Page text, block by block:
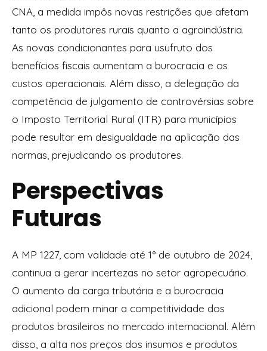
CNA, a medida impôs novas restrições que afetam
tanto os produtores rurais quanto a agroindústria.
As novas condicionantes para usufruto dos
benefícios fiscais aumentam a burocracia e os
custos operacionais. Além disso, a delegação da
competência de julgamento de controvérsias sobre
o Imposto Territorial Rural (ITR) para municípios
pode resultar em desigualdade na aplicação das
normas, prejudicando os produtores.
Perspectivas
Futuras
A MP 1227, com validade até 1° de outubro de 2024,
continua a gerar incertezas no setor agropecuário.
O aumento da carga tributária e a burocracia
adicional podem minar a competitividade dos
produtos brasileiros no mercado internacional. Além
disso, a alta nos preços dos insumos e produtos